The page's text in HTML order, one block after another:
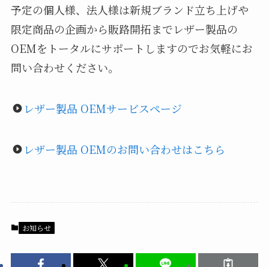
予定の個人様、法人様は新規ブランド立ち上げや
限定商品の企画から販路開拓までレザー製品の
OEMをトータルにサポートしますのでお気軽にお
問い合わせください。
レザー製品 OEMサービスページ
レザー製品 OEMのお問い合わせはこちら
お知らせ